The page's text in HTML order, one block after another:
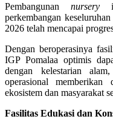
Pembangunan nursery
perkembangan
2026 telah mencapai
Dengan beroperasinya
IGP Pomalaa optimis
dengan kelestarian
operasional
ekosistem dan masyarakat
Fasilitas Edukasi dan